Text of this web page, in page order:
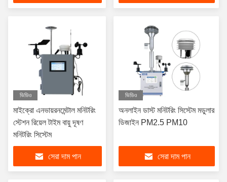
ভিডিও
মাইক্রো এনভায়রনমেন্টাল মনিটরিং
স্টেশন রিয়েল টাইম বায়ু দূষণ
মনিটরিং সিস্টেম
সেরা দাম পান
ভিডিও
অনলাইন ডাস্ট মনিটরিং সিস্টেম মডুলার
ডিজাইন PM2.5 PM10
সেরা দাম পান